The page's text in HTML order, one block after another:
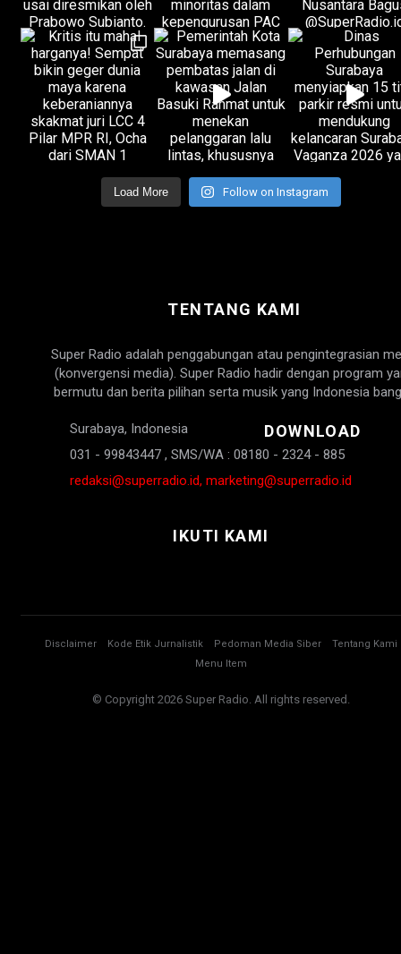
Load More Follow on Instagram
TENTANG KAMI
Super Radio adalah penggabungan atau pengintegrasian
(konvergensi media). Super Radio hadir dengan program
bermutu dan berita pilihan serta musik yang Indonesia
Surabaya, Indonesia
031 - 99843447 , SMS/WA : 08180 - 2324 - 885
redaksi@superradio.id, marketing@superradio.id
DOWNLOAD
IKUTI KAMI
Disclaimer Kode Etik Jurnalistik Pedoman Media Siber
Tentang Kami
Menu Item
© Copyright 2026 Super Radio. All rights reserved.